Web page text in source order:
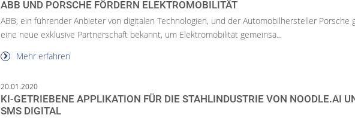
ABB UND PORSCHE FÖRDERN ELEKTROMOBILITÄT
ABB, ein führender Anbieter von digitalen Technologien, und der Automobilhersteller Porsche
eine neue exklusive Partnerschaft bekannt, um Elektromobilität gemeinsa...
Mehr erfahren
20.01.2020
KI-GETRIEBENE APPLIKATION FÜR DIE STAHLINDUSTRIE VON NOODLE.AI
SMS DIGITAL